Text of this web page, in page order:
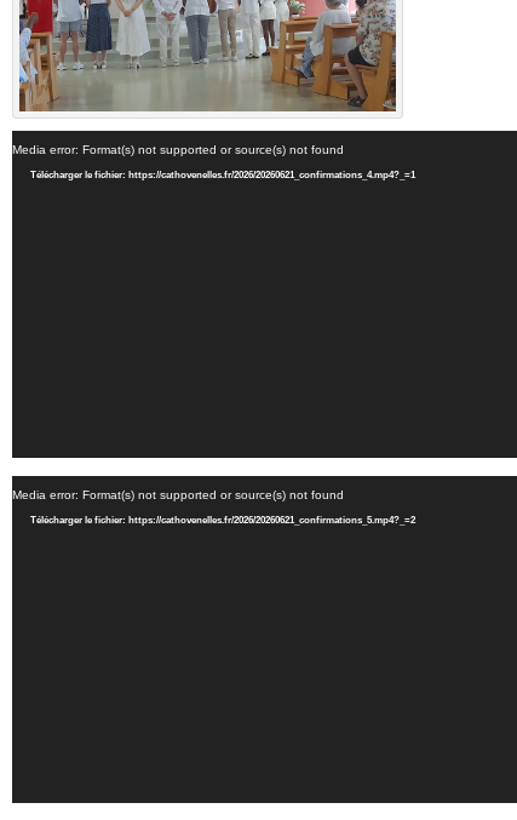
Media error: Format(s) not supported or source(s) not found
Télécharger le fichier: https://cathovenelles.fr/2026/20260621_confirmations_4.mp4?_=1
vidéo
Media error: Format(s) not supported or source(s) not found
Télécharger le fichier: https://cathovenelles.fr/2026/20260621_confirmations_5.mp4?_=2